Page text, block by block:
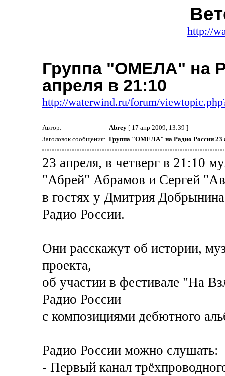
http://
Группа "ОМЕЛА" на
апреля в 21:10
http://waterwind.ru/forum/
Автор: Abrey[ 17 апр 2009, 13:39 ]
Заголовок сообщения: Группа "ОМЕЛА" на Радио России 23
23 апреля, в четверг в 21:10
"Абрей" Абрамов и Сергей
в гостях у Дмитрия
Радио России.
Они расскажут об истории,
проекта,
об участии в фестивале "На
Радио России
с композициями дебютного
Радио России можно слушать:
- Первый канал